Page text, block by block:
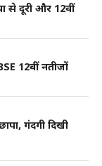
से दूरी और 12वीं
12वीं नतीजों
गंदगी दिखी